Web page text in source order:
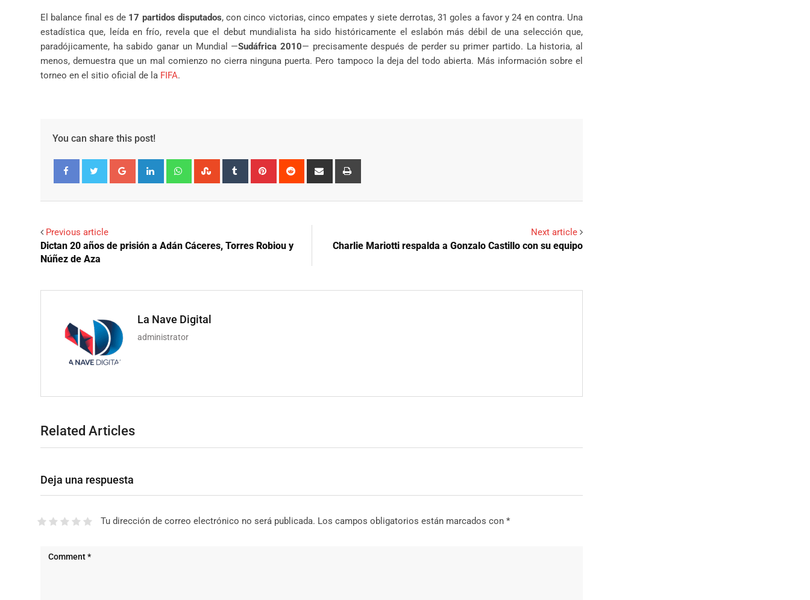
El balance final es de 17 partidos disputados, con cinco victorias, cinco empates y siete derrotas, 31 goles a favor y 24 en contra. Una
estadística que, leída en frío, revela que el debut mundialista ha sido históricamente el eslabón más débil de una selección que,
paradójicamente, ha sabido ganar un Mundial —Sudáfrica 2010— precisamente después de perder su primer partido. La historia, al
menos, demuestra que un mal comienzo no cierra ninguna puerta. Pero tampoco la deja del todo abierta. Más información sobre el
torneo en el sitio oficial de la FIFA.
You can share this post!
Google+ LinkedIn WhatsappStumbleUpon
Tumblr Pinterest Reddit
Share
Previous article
Dictan 20 años de prisión a Adán Cáceres, Torres Robiou y
Núñez de Aza
Next article
Charlie Mariotti respalda a Gonzalo Castillo con su equipo
La Nave Digital
administrator
Related Articles
Deja una respuesta
Tu dirección de correo electrónico no será publicada. Los campos obligatorios están marcados con *